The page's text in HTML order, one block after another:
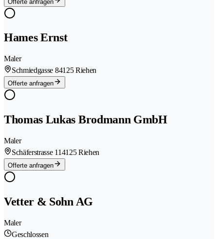
Offerte anfragen
Hames Ernst
Maler
Schmiedgasse 84125 Riehen
Offerte anfragen
Thomas Lukas Brodmann GmbH
Maler
Schäferstrasse 114125 Riehen
Offerte anfragen
Vetter & Sohn AG
Maler
Geschlossen